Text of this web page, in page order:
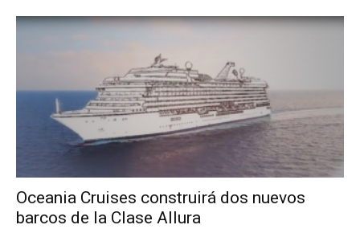
Oceania Cruises construirá dos nuevos
barcos de la Clase Allura